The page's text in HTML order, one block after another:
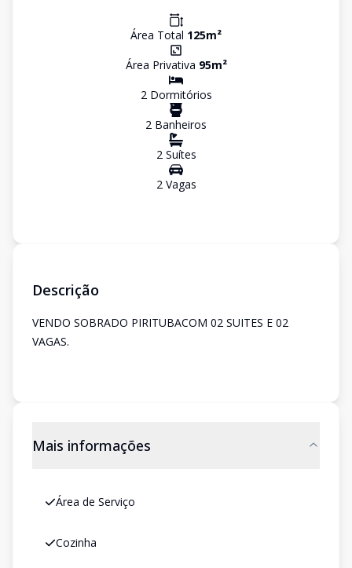
Área Total 125m²
Área Privativa 95m²
2Dormitórios
2 Banheiros
2Suítes
2Vagas
Descrição
VENDO SOBRADO PIRITUBACOM 02 SUITES E 02
VAGAS.
Mais informações
Área de Serviço
Cozinha